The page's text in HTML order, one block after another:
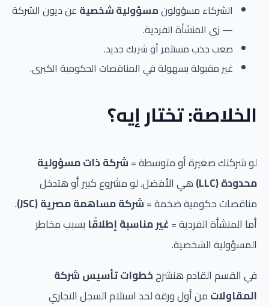
الشركاء مسؤولونمسؤولية شخصية عن ديون الشركة
— زي المنشأة الفردية.
صعب جذب مستثمر أو شريك جديد.
غير مقبولة بسهولة في المناقصات الحكومية الكبرى.
الخلاصة: تختار إيه؟
لو شركتك صغيرة أو متوسطة =شركة ذات مسؤولية
محدودة (LLC)
هي الأفضل. لو مشروع كبير أو هتدخل
مناقصات حكومية ضخمة =شركة مساهمة مصرية (JSC)
.
أما المنشأة الفردية =غير مناسبة إطلاقًا بسبب مخاطر
المسؤولية الشخصية.
في القسم القادم هنشرحخطوات تأسيس شركة
المقاولاتمن أول ورقة لحد استلام السجل التجاري